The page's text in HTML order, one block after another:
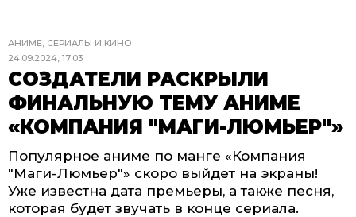
АНИМЕ, СЕРИАЛЫ И КИНО
24.09.2024, 17:03
СОЗДАТЕЛИ РАСКРЫЛИ
ФИНАЛЬНУЮ ТЕМУ АНИМЕ
«КОМПАНИЯ "МАГИ-ЛЮМЬЕР"»
Популярное аниме по манге «Компания
"Маги-Люмьер"» скоро выйдет на экраны!
Уже известна дата премьеры, а также песня,
которая будет звучать в конце сериала.